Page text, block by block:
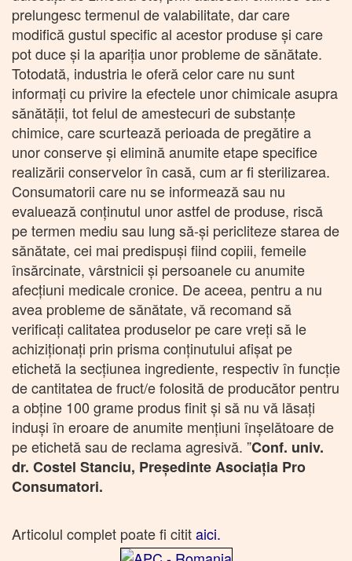
prelungesc termenul de valabilitate, dar care
modifică gustul specific al acestor produse și care
pot duce și la apariția unor probleme de sănătate.
Totodată, industria le oferă celor care nu sunt
informați cu privire la efectele unor chimicale asupra
sănătății, tot felul de amestecuri de substanțe
chimice, care scurtează perioada de pregătire a
unor conserve și elimină anumite etape specifice
realizării conservelor în casă, cum ar fi sterilizarea.
Consumatorii care nu se informează sau nu
evaluează conținutul unor astfel de produse, riscă
pe termen mediu sau lung să-și pericliteze starea de
sănătate, cei mai predispuși fiind copiii, femeile
însărcinate, vârstnicii și persoanele cu anumite
afecțiuni medicale cronice. De aceea, pentru a nu
avea probleme de sănătate, vă recomand să
verificați calitatea produselor pe care vreți să le
achiziționați prin prisma conținutului afișat pe
etichetă la secțiunea ingrediente, respectiv în funcţie
de cantitatea de fruct/e folosită de producător pentru
a obţine 100 grame produs finit și să nu vă lăsați
induși în eroare de anumite mențiuni înșelătoare de
pe etichetă sau de reclama agresivă. ”Conf. univ.
dr. Costel Stanciu, Președinte Asociația Pro
Consumatori.
Articolul complet poate fi cititaici.